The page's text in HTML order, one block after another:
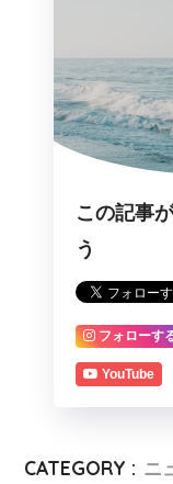
この記事
う
フォローす
YouTube
CATEGORY : ニ